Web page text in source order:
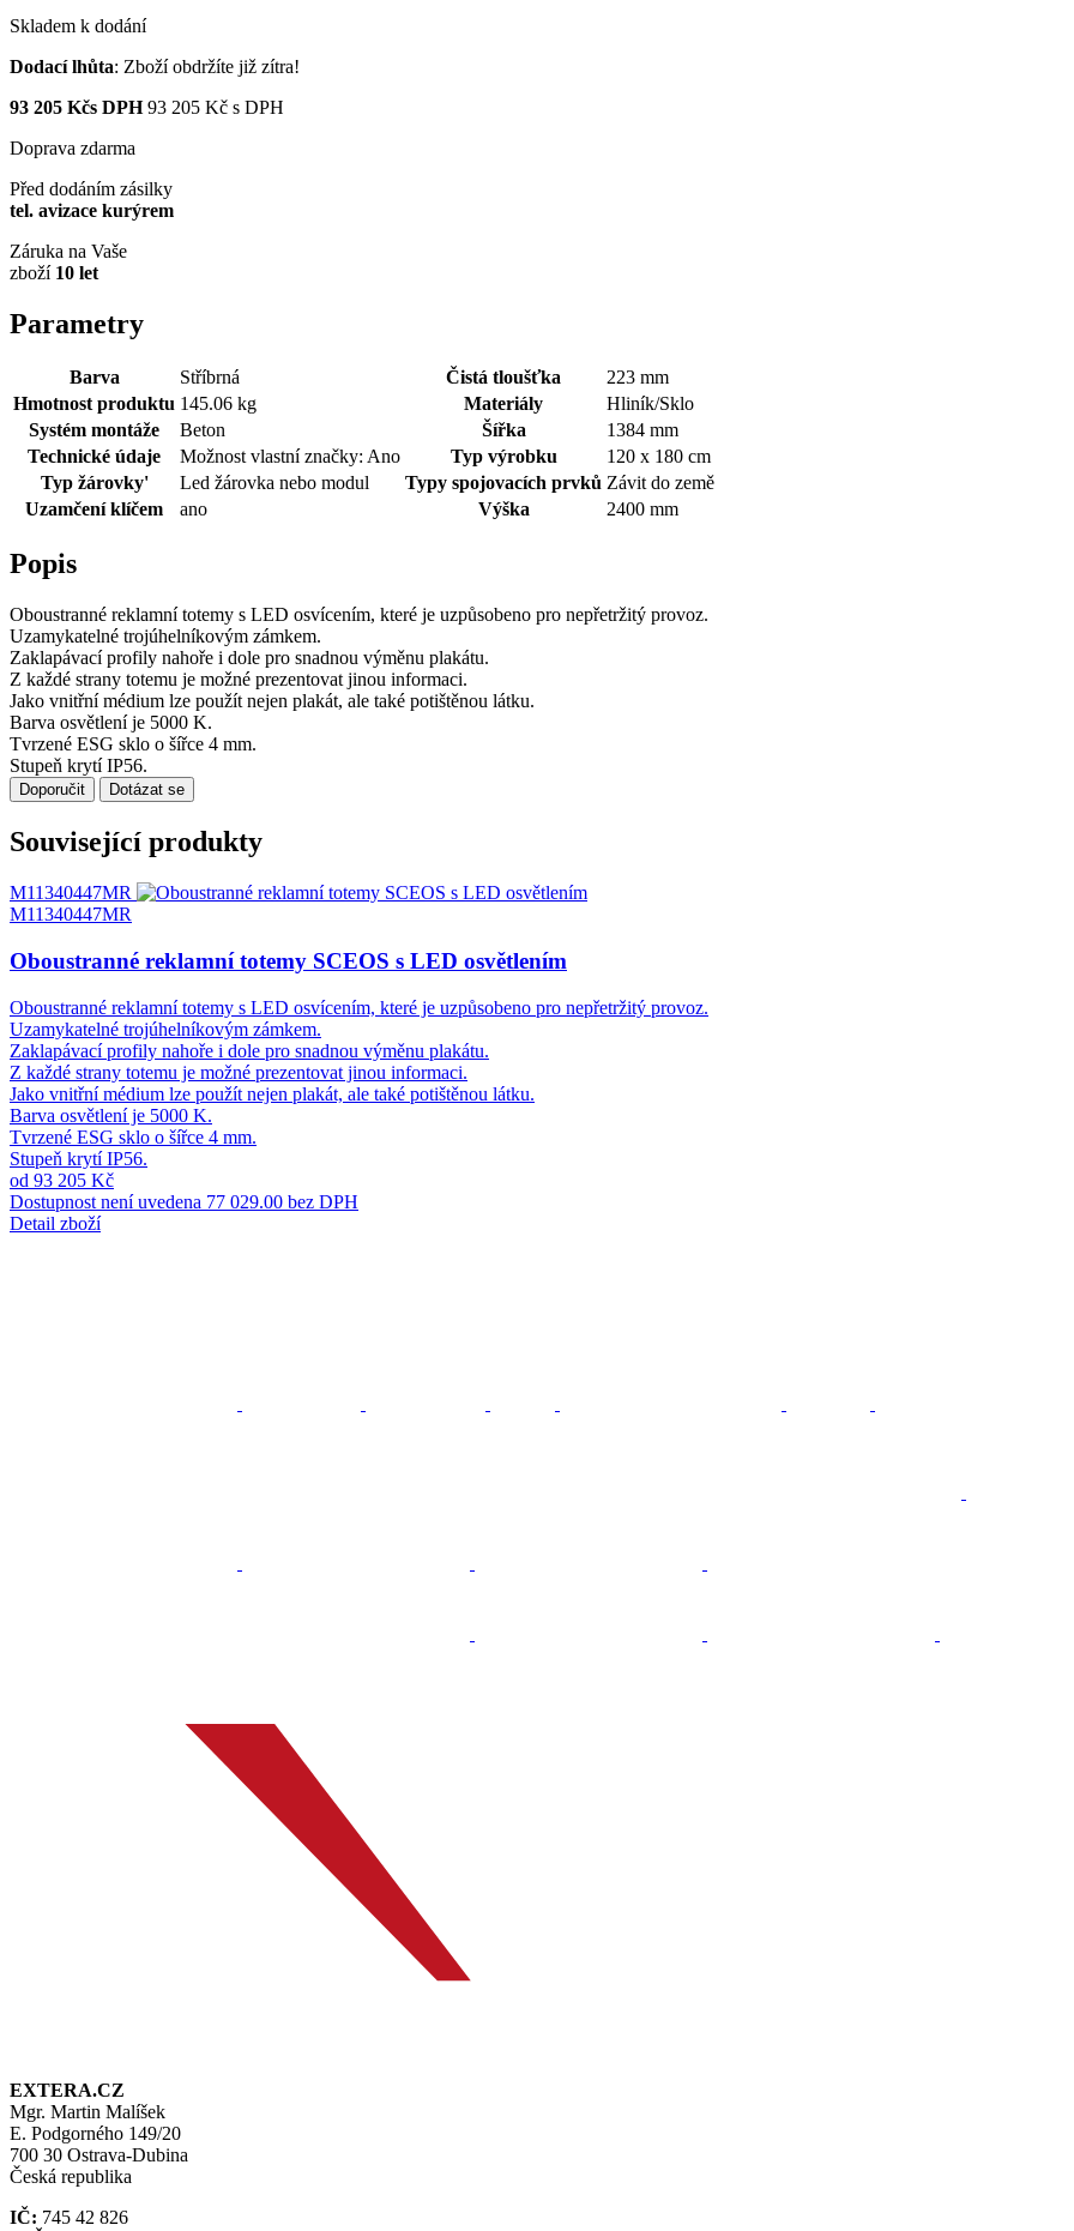
Skladem k dodání
Dodací lhůta: Zboží obdržíte již zítra!
93 205 Kčs DPH 93 205 Kč s DPH
Doprava zdarma
Před dodáním zásilky
tel. avizace kurýrem
Záruka na Vaše
zboží 10 let
Parametry
Barva Stříbrná Čistá tloušťka
223 mm
Hmotnost produktu 145.06 kg Materiály
Hliník/Sklo
Systém montáže
Beton Šířka
1384 mm
Technické údaje
Možnost vlastní značky: Ano Typ výrobku
120 x 180 cm
Typ žárovky'
Led žárovka nebo modul Typy spojovacích prvků Závit do země
Uzamčení klíčem
ano Výška 2400 mm
Popis
Oboustranné reklamní totemy s LED osvícením, které je uzpůsobeno pro nepřetržitý provoz.
Uzamykatelné trojúhelníkovým zámkem.
Zaklapávací profily nahoře i dole pro snadnou výměnu plakátu.
Z každé strany totemu je možné prezentovat jinou informaci.
Jako vnitřní médium lze použít nejen plakát, ale také potištěnou látku.
Barva osvětlení je 5000 K.
Tvrzené ESG sklo o šířce 4 mm.
Stupeň krytí IP56.
Doporučit Dotázat se
Související produkty
M11340447MR
M11340447MR
Oboustranné reklamní totemy SCEOS s LED osvětlením
Oboustranné reklamní totemy s LED osvícením, které je uzpůsobeno pro nepřetržitý provoz.
Uzamykatelné trojúhelníkovým zámkem.
Zaklapávací profily nahoře i dole pro snadnou výměnu plakátu.
Z každé strany totemu je možné prezentovat jinou informaci.
Jako vnitřní médium lze použít nejen plakát, ale také potištěnou látku.
Barva osvětlení je 5000 K.
Tvrzené ESG sklo o šířce 4 mm.
Stupeň krytí IP56.
od 93 205 Kč
Dostupnost není uvedena 77 029.00 bez DPH
Detail zboží
EXTERA.CZ
Mgr. Martin Malíšek
E. Podgorného 149/20
700 30 Ostrava-Dubina
Česká republika
IČ: 745 42 826